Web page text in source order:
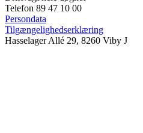
Telefon 89 47 10 00
Persondata
Tilgængelighedserklæring
Hasselager Allé 29, 8260 Viby J